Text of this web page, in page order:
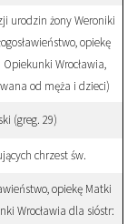
urodzin żony Weroniki
opiekę
Wrocławia,
od męża i dzieci)
(greg. 29)
chrzest św.
opiekę Matki
Wrocławia dla sióstr: